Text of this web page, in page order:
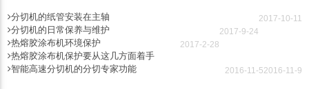
分切机的纸管安装在主轴 2017-10-11
分切机的日常保养与维护 2017-9-24
热熔胶涂布机环境保护 2017-2-28
热熔胶涂布机保护要从这几方面着手
2016-11-9
智能高速分切机的分切专家功能 2016-11-5